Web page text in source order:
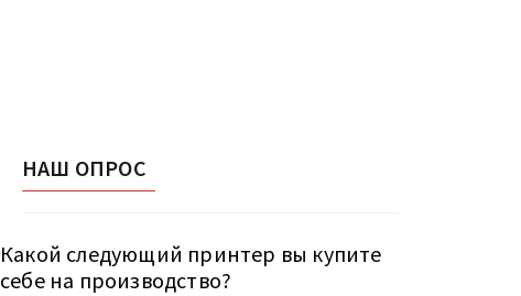
НАШ ОПРОС
Какой следующий принтер вы купите
себе на производство?